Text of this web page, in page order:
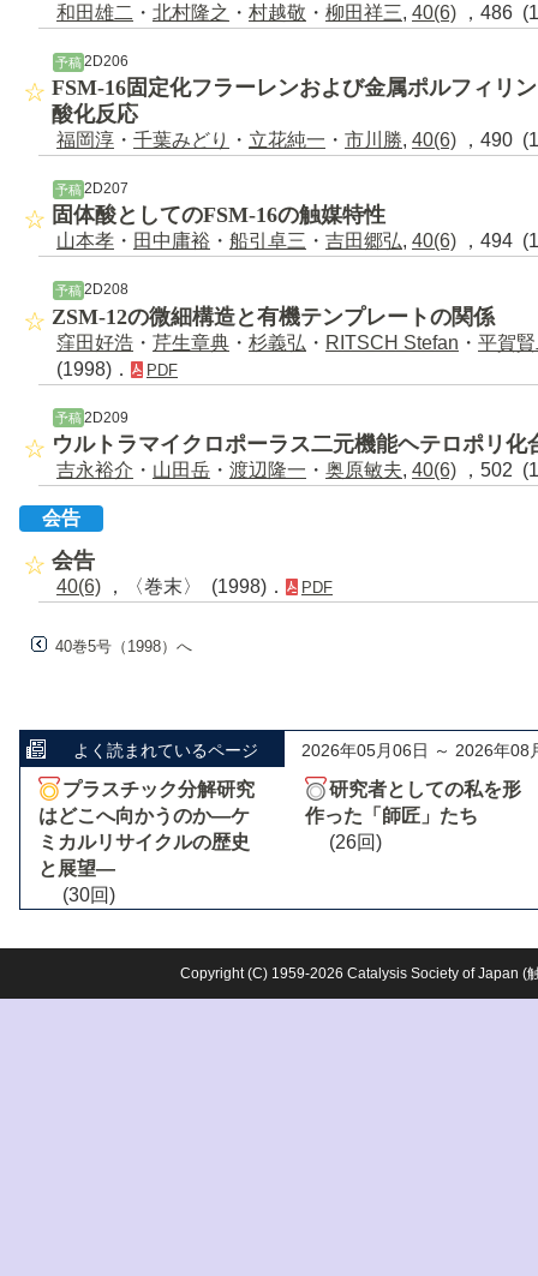
和田雄二 ・ 北村隆之 ・ 村越敬 ・ 柳田祥三, 40(6) ，486
予稿 2D206
FSM-16固定化フラーレンおよび金属ポルフィリ
酸化反応
福岡淳 ・ 千葉みどり ・ 立花純一 ・ 市川勝, 40(6) ，490
予稿 2D207
固体酸としてのFSM-16の触媒特性
山本孝 ・ 田中庸裕 ・ 船引卓三 ・ 吉田郷弘, 40(6) ，494
予稿 2D208
ZSM-12の微細構造と有機テンプレートの関係
窪田好浩 ・ 芹生章典 ・ 杉義弘 ・ RITSCH Stefan ・ 平賀
(1998)．
PDF
予稿 2D209
ウルトラマイクロポーラス二元機能ヘテロポリ
吉永裕介 ・ 山田岳 ・ 渡辺隆一 ・ 奥原敏夫, 40(6) ，502
会告
会告
40(6) ，〈巻末〉 (1998)． PDF
40巻5号（1998）へ
よく読まれているページ 2026年05月06日 ～ 2026年08
プラスチック分解研究
はどこへ向かうのか―ケ
ミカルリサイクルの歴史
と展望―
(30回)
研究者としての私を形
作った「師匠」たち
(26回)
Copyright (C) 1959-2026 Catalysis Society of Japan (